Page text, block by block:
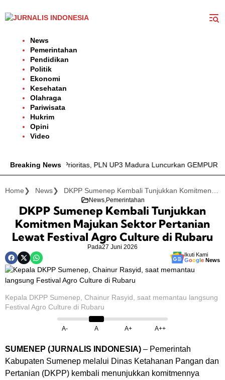
ke
News
Pemerintahan
Pendidikan
Politik
Ekonomi
Kesehatan
Olahraga
Pariwisata
Hukrim
Opini
Video
Breaking News
Prioritas, PLN UP3 Madura Luncurkan GEMPUR
Home News
News Pemerintahan
DKPP Sumenep Kembali Tunjukkan
Komitmen Majukan Sektor Pertanian
Lewat Festival Agro Culture di Rubaru
Pada27 Juni 2026
Ikuti Kami
Google News
Kepala DKPP Sumenep, Chainur Rasyid, saat memantau langsung
Festival Agro Culture di Rubaru
A- A A+ A++
SUMENEP (JURNALIS INDONESIA) – Pemerintah
Kabupaten Sumenep melalui Dinas Ketahanan Pangan dan
Pertanian (DKPP) kembali menunjukkan komitmennya